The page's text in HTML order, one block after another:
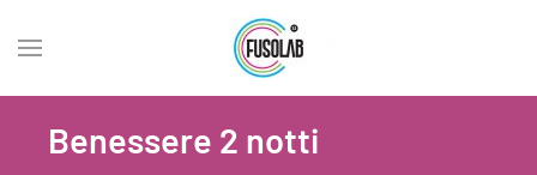
Benessere 2 notti